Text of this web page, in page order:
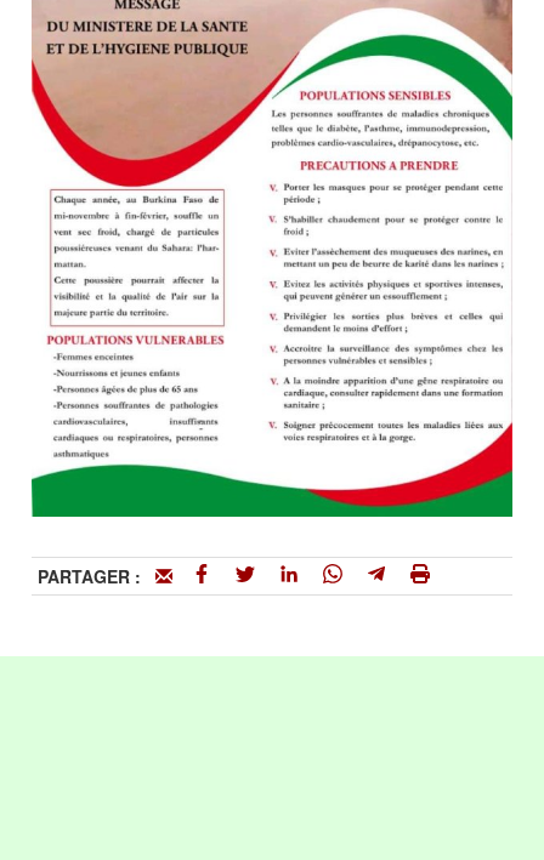
PARTAGER :